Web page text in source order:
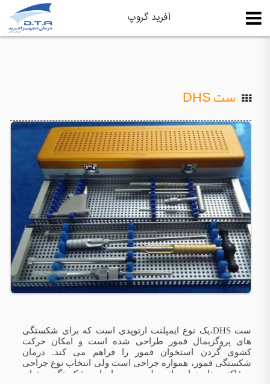
آفرید گروپ
ست DHS
ست DHS،یک نوع ایمپلنت ارتوپدی است که برای شکستگی
های پروگزیمال فمور طراحی شده است و امکان حرکت
کشوی گردن استخوان فمور را فراهم می کند. درمان
شکستگی فمور، همواره جراحی است ولی انتخاب نوع جراحی
به فاکتور های زیادی از جمله سن و جابجایی شکستگی میتواند